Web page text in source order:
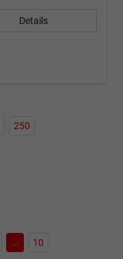
Details
250
... 10